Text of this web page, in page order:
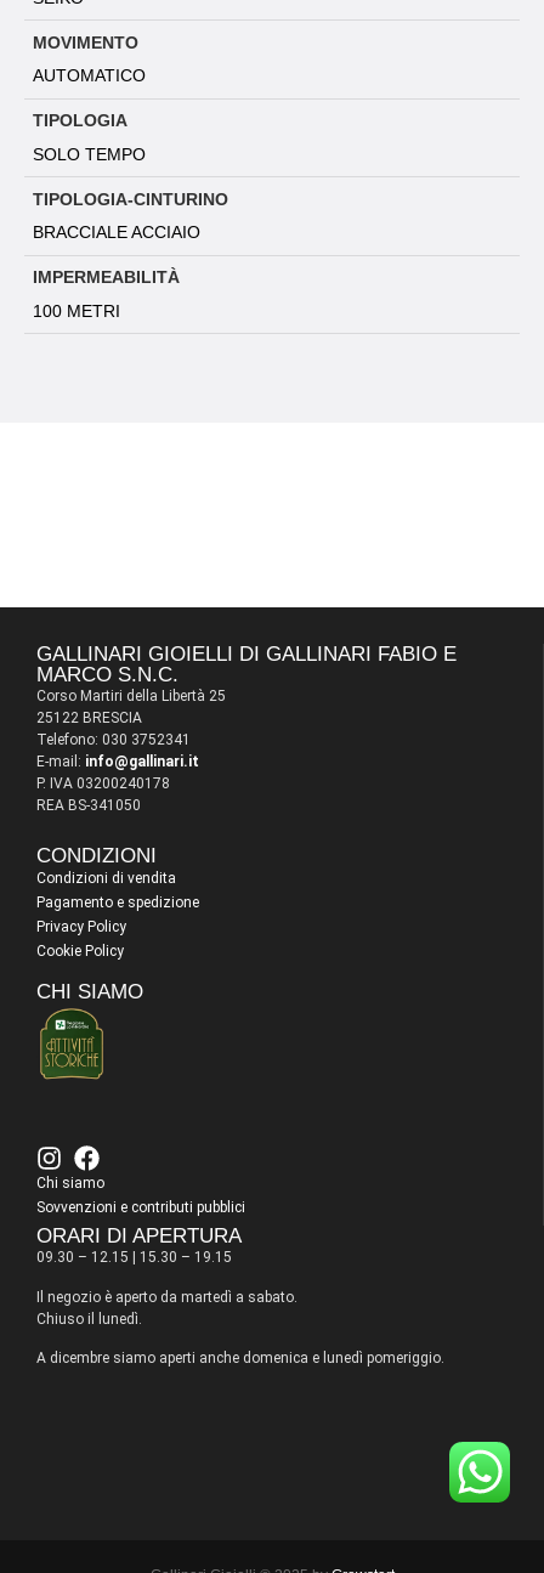
MOVIMENTO
AUTOMATICO
TIPOLOGIA
SOLO TEMPO
TIPOLOGIA-CINTURINO
BRACCIALE ACCIAIO
IMPERMEABILITÀ
100 METRI
GALLINARI GIOIELLI DI GALLINARI FABIO E
MARCO S.N.C.
Corso Martiri della Libertà 25
25122 BRESCIA
Telefono: 030 3752341
E-mail: info@gallinari.it
P. IVA 03200240178
REA BS-341050
CONDIZIONI
Condizioni di vendita
Pagamento e spedizione
Privacy Policy
Cookie Policy
CHI SIAMO
Chi siamo
Sovvenzioni e contributi pubblici
ORARI DI APERTURA
09.30 – 12.15 | 15.30 – 19.15
Il negozio è aperto da martedì a sabato.
Chiuso il lunedì.
A dicembre siamo aperti anche domenica e lunedì pomeriggio.